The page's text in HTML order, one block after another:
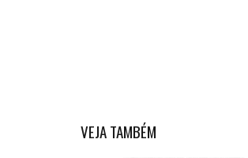
VEJA TAMBÉM